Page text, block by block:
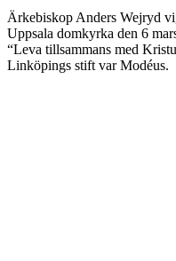
Ärkebiskop Anders Wejryd
Uppsala domkyrka den 6
“Leva tillsammans med
Linköpings stift var Modéus.